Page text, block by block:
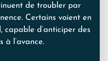
de troubler par
Certains voient en
capable d’anticiper des
à l’avance.